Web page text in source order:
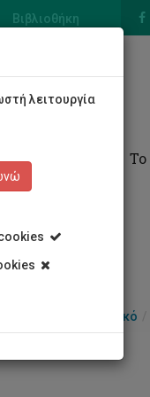
Βιβλιοθήκη
Το
Προσωπικό
λειτουργία